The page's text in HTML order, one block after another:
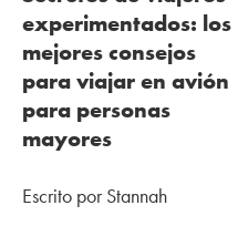
experimentados: los
mejores consejos
para viajar en avión
para personas
mayores
Escrito por Stannah